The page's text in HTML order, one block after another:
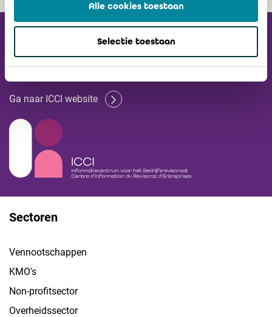
Alle cookies toestaan
Selectie toestaan
Ontvang onze
Nieuwsbrief
Ga naar ICCI website
Sectoren
Vennootschappen
KMO's
Non-profitsector
Overheidssector